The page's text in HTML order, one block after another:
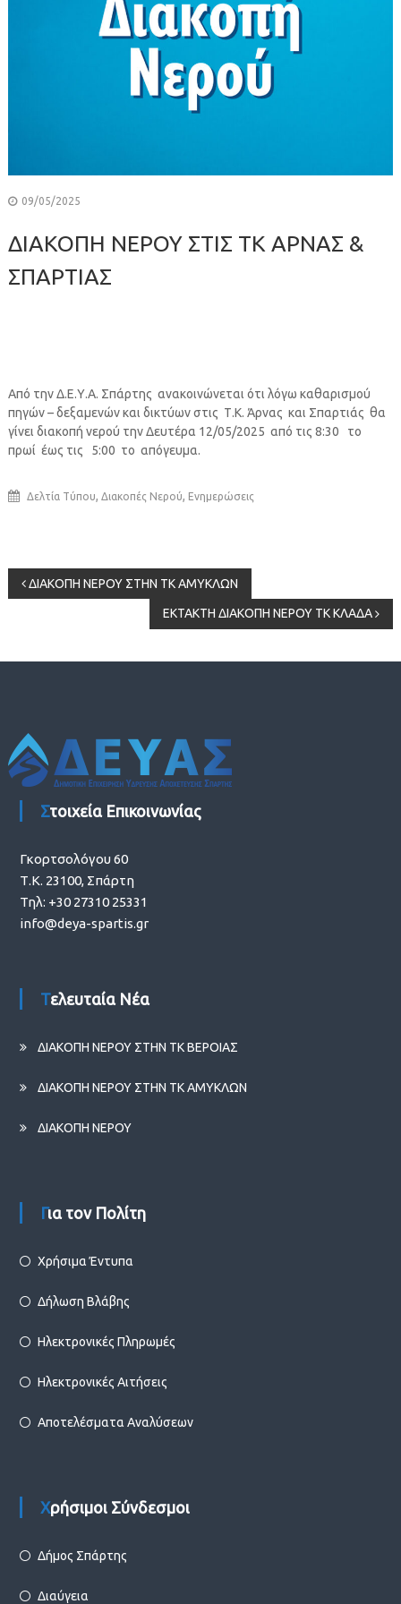
09/05/2025
ΔΙΑΚΟΠΗ ΝΕΡΟΥ ΣΤΙΣ ΤΚ ΑΡΝΑΣ &
ΣΠΑΡΤΙΑΣ
Από την Δ.Ε.Υ.Α. Σπάρτης ανακοινώνεται ότι λόγω καθαρισμού
πηγών – δεξαμενών και δικτύων στις Τ.Κ. Άρνας και Σπαρτιάς θα
γίνει διακοπή νερού την Δευτέρα 12/05/2025 από τις 8:30 το
πρωί έως τις 5:00 το απόγευμα.
Δελτία Τύπου, Διακοπές Νερού, Ενημερώσεις
Πλοήγηση
ΔΙΑΚΟΠΗ ΝΕΡΟΥ ΣΤΗΝ ΤΚ ΑΜΥΚΛΩΝ
ΕΚΤΑΚΤΗ ΔΙΑΚΟΠΗ ΝΕΡΟΥ ΤΚ ΚΛΑΔΑ
Στοιχεία Επικοινωνίας
Γκορτσολόγου 60
Τ.Κ. 23100, Σπάρτη
Τηλ: +30 27310 25331
info@deya-spartis.gr
Τελευταία Νέα
ΔΙΑΚΟΠΗ ΝΕΡΟΥ ΣΤΗΝ ΤΚ ΒΕΡΟΙΑΣ
ΔΙΑΚΟΠΗ ΝΕΡΟΥ ΣΤΗΝ ΤΚ ΑΜΥΚΛΩΝ
ΔΙΑΚΟΠΗ ΝΕΡΟΥ
Για τον Πολίτη
Χρήσιμα Έντυπα
Δήλωση Βλάβης
Ηλεκτρονικές Πληρωμές
Ηλεκτρονικές Αιτήσεις
Αποτελέσματα Αναλύσεων
Χρήσιμοι Σύνδεσμοι
Δήμος Σπάρτης
Διαύγεια